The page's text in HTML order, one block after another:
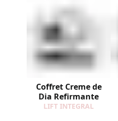
Coffret Creme de
Dia Refirmante
LIFT INTEGRAL